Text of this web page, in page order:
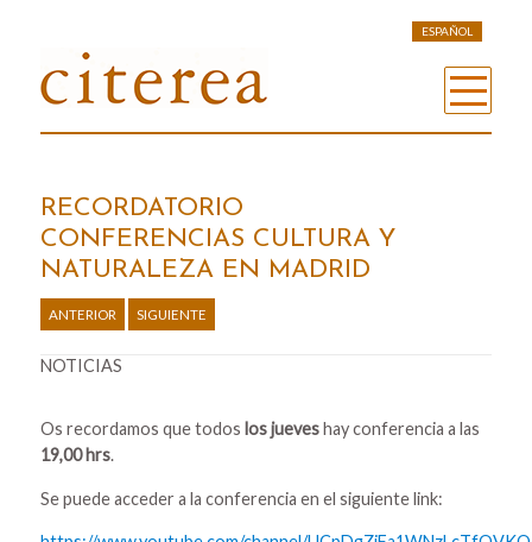
ESPAÑOL
RECORDATORIO
CONFERENCIAS CULTURA Y
NATURALEZA EN MADRID
ANTERIOR SIGUIENTE
NOTICIAS
Os recordamos que todos los jueveshay conferencia a las
19,00 hrs.
Se puede acceder a la conferencia en el siguiente link: